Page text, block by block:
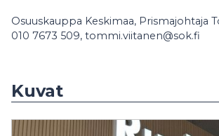
Osuuskauppa Keskimaa, Prismajohtaja
010 7673 509, tommi.viitanen@sok.fi
Kuvat